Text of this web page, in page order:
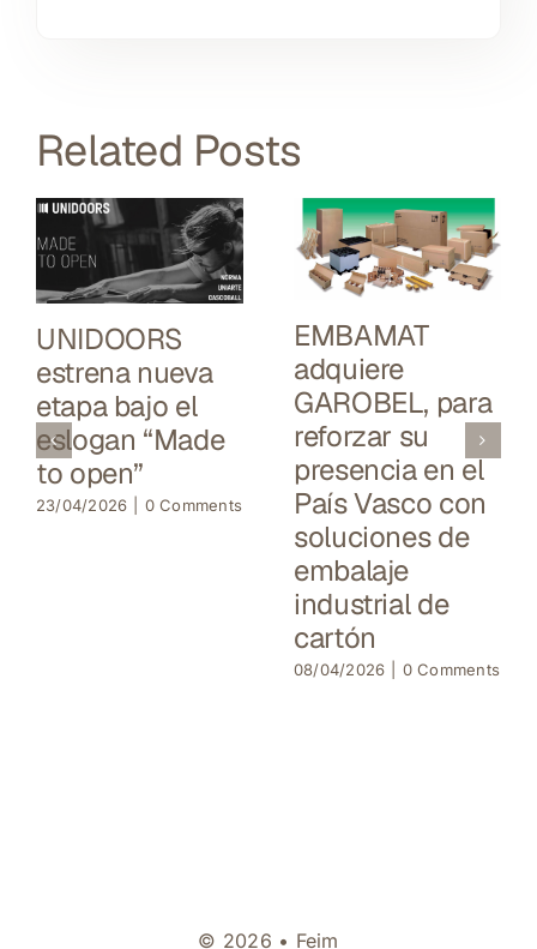
Related Posts
UNIDOORS
estrena nueva
etapa bajo el
eslogan “Made
to open”
23/04/2026 0 Comments
EMBAMAT
adquiere
GAROBEL, para
reforzar su
presencia en el
País Vasco con
soluciones de
embalaje
industrial de
cartón
08/04/2026 0 Comments
© 2026 • Feim